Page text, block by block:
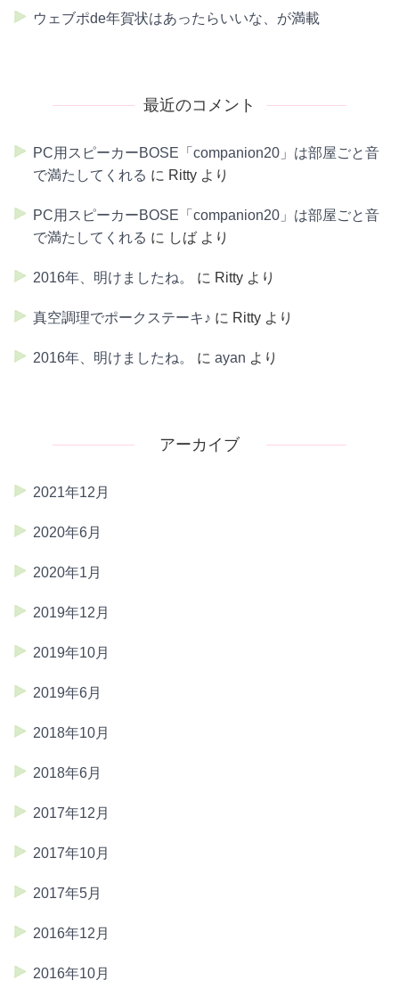
ウェブポde年賀状はあったらいいな、が満載
最近のコメント
PC用スピーカーBOSE「companion20」は部屋ごと音
で満たしてくれる に Ritty より
PC用スピーカーBOSE「companion20」は部屋ごと音
で満たしてくれる に しば より
2016年、明けましたね。 に Ritty より
真空調理でポークステーキ♪ に Ritty より
2016年、明けましたね。 に ayan より
アーカイブ
2021年12月
2020年6月
2020年1月
2019年12月
2019年10月
2019年6月
2018年10月
2018年6月
2017年12月
2017年10月
2017年5月
2016年12月
2016年10月